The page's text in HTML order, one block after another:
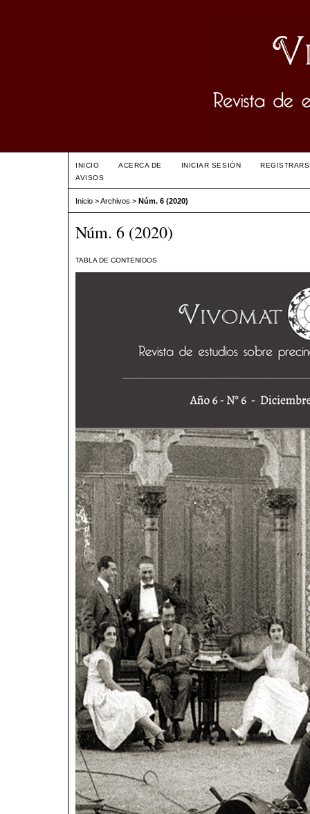
INICIO ACERCA DE INICIAR SESIÓN
AVISOS
Inicio >Archivos > Núm. 6 (2020)
Núm. 6 (2020)
TABLA DE CONTENIDOS